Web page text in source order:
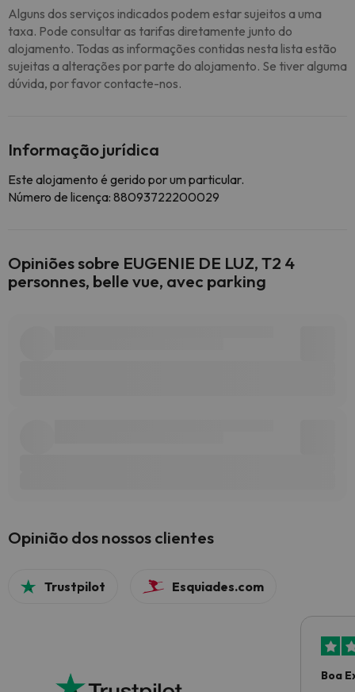
Alguns dos serviços indicados podem estar sujeitos a uma
taxa. Pode consultar as tarifas diretamente junto do
alojamento. Todas as informações contidas nesta lista estão
sujeitas a alterações por parte do alojamento. Se tiver alguma
dúvida, por favor contacte-nos.
Informação jurídica
Este alojamento é gerido por um particular.
Número de licença: 88093722200029
Opiniões sobre EUGENIE DE LUZ, T2 4
personnes, belle vue, avec parking
Opinião dos nossos clientes
Trustpilot Esquiades.com
Boa